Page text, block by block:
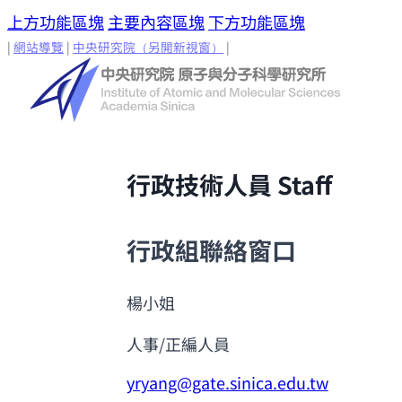
上方功能區塊 主要內容區塊 下方功能區塊
| 網站導覽 | 中央研究院 （另開新視窗） |
行政技術人員 Staff
行政組聯絡窗口
楊小姐
人事/正編人員
yryang@gate.sinica.edu.tw